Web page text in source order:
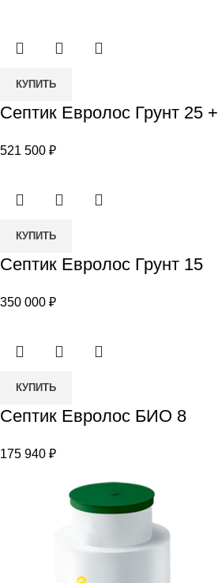
Количество
Септик
Грунт
КУПИТЬ
Септик Евролос Грунт 25 +
521 500 ₽
Количество
Септик
Грунт
КУПИТЬ
Септик Евролос Грунт 15
350 000 ₽
Количество
Септик
БИО
КУПИТЬ
Септик Евролос БИО 8
175 940 ₽